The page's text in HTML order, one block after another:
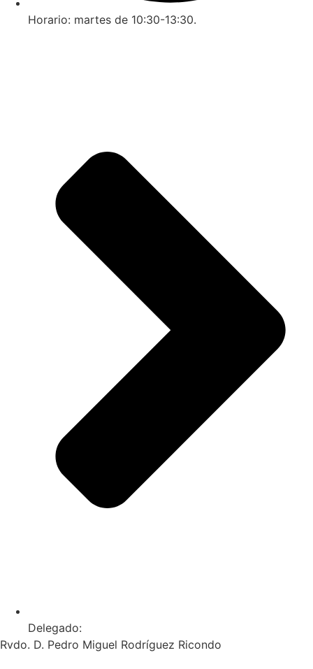
Horario: martes de 10:30-13:30.
Delegado:
Rvdo. D. Pedro Miguel Rodríguez Ricondo